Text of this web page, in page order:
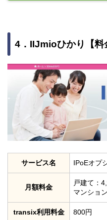
4．IIJmioひかり【料
サービス名 IPoEオプ
月額料金
戸建て：
マンショ
transix利用料金 800円